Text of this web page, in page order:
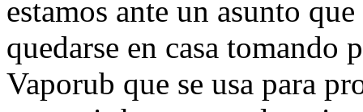
estamos ante un asunto
quedarse en casa
Vaporub que se usa para